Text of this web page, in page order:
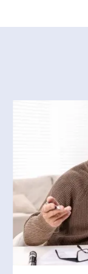
vocation :
en gestion des
le
de cooccurrents :
1986. Une